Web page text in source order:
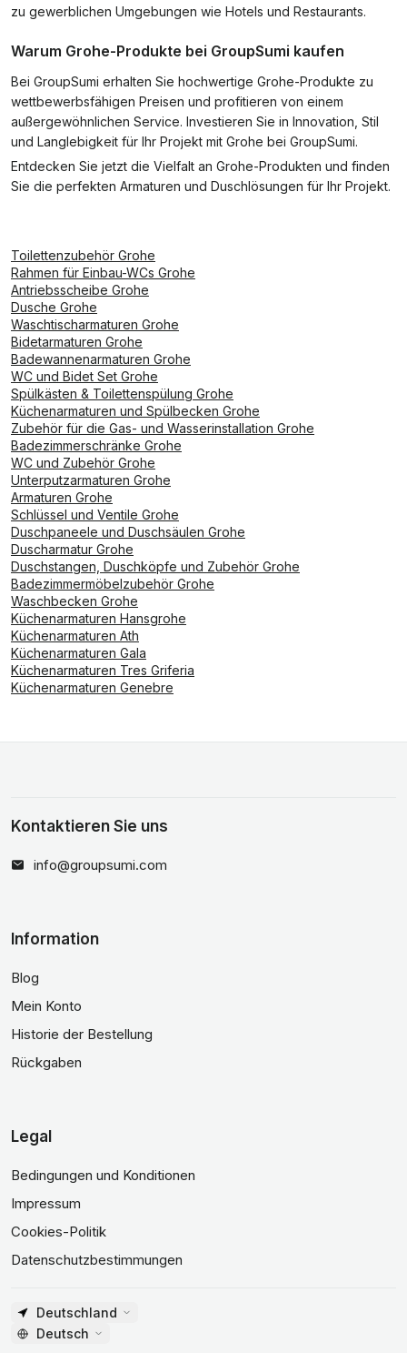
zu gewerblichen Umgebungen wie Hotels und Restaurants.
Warum Grohe-Produkte bei GroupSumi kaufen
Bei GroupSumi erhalten Sie hochwertige Grohe-Produkte zu
wettbewerbsfähigen Preisen und profitieren von einem
außergewöhnlichen Service. Investieren Sie in Innovation, Stil
und Langlebigkeit für Ihr Projekt mit Grohe bei GroupSumi.
Entdecken Sie jetzt die Vielfalt an Grohe-Produkten und finden
Sie die perfekten Armaturen und Duschlösungen für Ihr Projekt.
Toilettenzubehör Grohe
Rahmen für Einbau-WCs Grohe
Antriebsscheibe Grohe
Dusche Grohe
Waschtischarmaturen Grohe
Bidetarmaturen Grohe
Badewannenarmaturen Grohe
WC und Bidet Set Grohe
Spülkästen & Toilettenspülung Grohe
Küchenarmaturen und Spülbecken Grohe
Zubehör für die Gas- und Wasserinstallation Grohe
Badezimmerschränke Grohe
WC und Zubehör Grohe
Unterputzarmaturen Grohe
Armaturen Grohe
Schlüssel und Ventile Grohe
Duschpaneele und Duschsäulen Grohe
Duscharmatur Grohe
Duschstangen, Duschköpfe und Zubehör Grohe
Badezimmermöbelzubehör Grohe
Waschbecken Grohe
Küchenarmaturen Hansgrohe
Küchenarmaturen Ath
Küchenarmaturen Gala
Küchenarmaturen Tres Griferia
Küchenarmaturen Genebre
Kontaktieren Sie uns
info@groupsumi.com
Information
Blog
Mein Konto
Historie der Bestellung
Rückgaben
Legal
Bedingungen und Konditionen
Impressum
Cookies-Politik
Datenschutzbestimmungen
Deutschland
Deutsch